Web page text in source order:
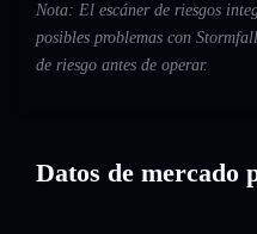
Nota: El escáner de riesgos
posibles problemas con
de riesgo antes de operar.
Datos de mercado